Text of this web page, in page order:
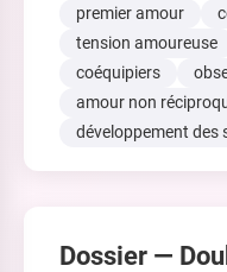
premier amour
tension amoureuse
coéquipiers
amour non
développement des
Dossier —